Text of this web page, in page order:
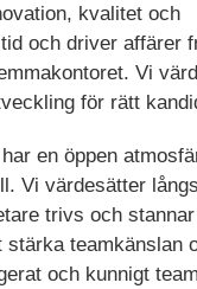
kvalitet och
och driver affärer
Vi
för rätt
en öppen
Vi värdesätter
trivs och
teamkänslan
och kunnigt